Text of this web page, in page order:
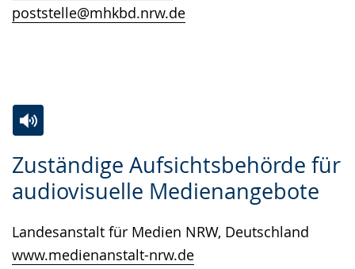
poststelle@mhkbd.nrw.de
Zuständige Aufsichtsbehörde für
audiovisuelle Medienangebote
Landesanstalt für Medien NRW, Deutschland
www.medienanstalt-nrw.de
Leichten
Sprache
Audio-
Unterstützung.
Video
in
Gebärdensprache
wird